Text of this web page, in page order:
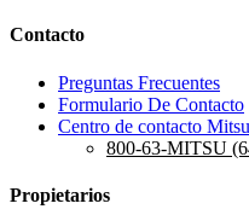
Contacto
Preguntas Frecuentes
Formulario De Contacto
Centro de contacto
800-63-MITSU
Propietarios